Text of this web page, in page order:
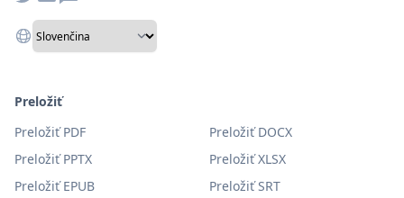
Preložiť
Preložiť PDF
Preložiť DOCX
Preložiť PPTX
Preložiť XLSX
Preložiť EPUB
Preložiť SRT